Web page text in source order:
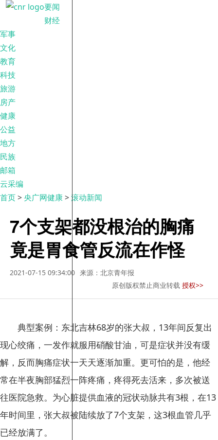
要闻
财经
军事
文化
教育
科技
旅游
房产
健康
公益
地方
民族
邮箱
云采编
首页>央广网健康>滚动新闻
7个支架都没根治的胸痛
竟是胃食管反流在作怪
2021-07-15 09:34:00 来源：北京青年报
原创版权禁止商业转载 授权>>
典型案例：东北吉林68岁的张大叔，13年间反复出
现心绞痛，一发作就服用硝酸甘油，可是症状并没有缓
解，反而胸痛症状一天天逐渐加重。更可怕的是，他经
常在半夜胸部猛烈一阵疼痛，疼得死去活来，多次被送
往医院急救。为心脏提供血液的冠状动脉共有3根，在13
年时间里，张大叔被陆续放了7个支架，这3根血管几乎
已经放满了。